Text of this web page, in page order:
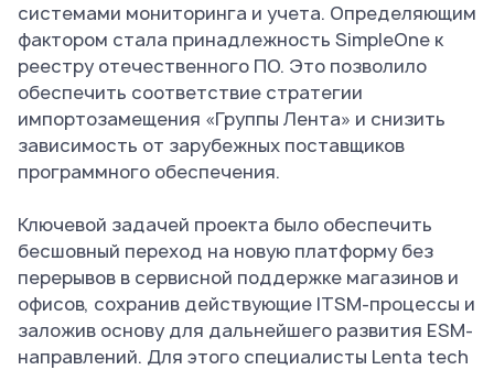
системами мониторинга и учета. Определяющим
фактором стала принадлежность SimpleOne к
реестру отечественного ПО. Это позволило
обеспечить соответствие стратегии
импортозамещения «Группы Лента» и снизить
зависимость от зарубежных поставщиков
программного обеспечения.
Ключевой задачей проекта было обеспечить
бесшовный переход на новую платформу без
перерывов в сервисной поддержке магазинов и
офисов, сохранив действующие ITSM-процессы и
заложив основу для дальнейшего развития ESM-
направлений. Для этого специалисты Lenta tech